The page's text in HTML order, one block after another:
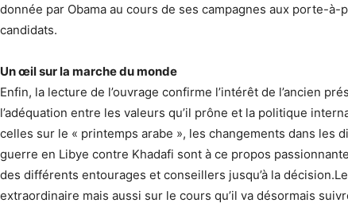
donnée par Obama au cours de ses campagnes aux porte-
candidats.
Un œil sur la marche du monde
Enfin, la lecture de l’ouvrage confirme l’intérêt de l’ancien
l’adéquation entre les valeurs qu’il prône et la politique
celles sur le « printemps arabe », les changements dans
guerre en Libye contre Khadafi sont à ce propos
des différents entourages et conseillers jusqu’à la
extraordinaire mais aussi sur le cours qu’il va désormais